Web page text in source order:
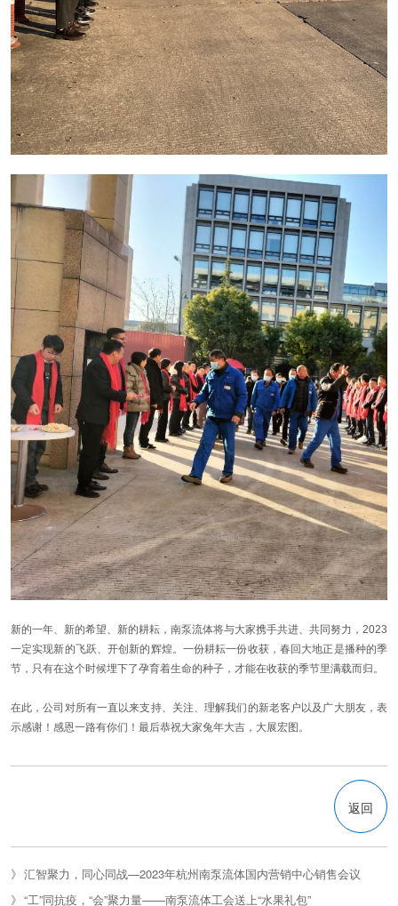
新的一年、新的希望、新的耕耘，南泵流体将与大家携手共进、共同努力，2023
一定实现新的飞跃、开创新的辉煌。一份耕耘一份收获，春回大地正是播种的季
节，只有在这个时候埋下了孕育着生命的种子，才能在收获的季节里满载而归。
在此，公司对所有一直以来支持、关注、理解我们的新老客户以及广大朋友，表
示感谢！感恩一路有你们！最后恭祝大家兔年大吉，大展宏图。
返回
汇智聚力，同心同战—2023年杭州南泵流体国内营销中心销售会议
“工”同抗疫，“会”聚力量——南泵流体工会送上“水果礼包”